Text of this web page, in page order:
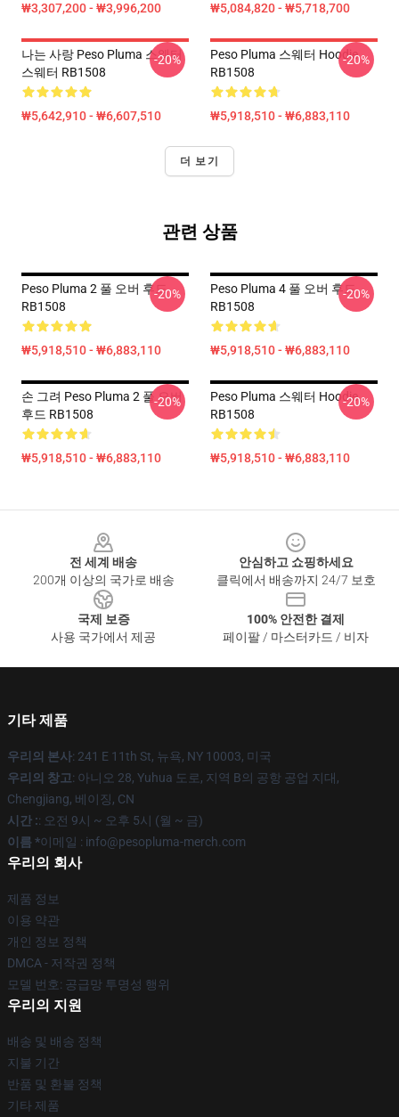
₩3,307,200 - ₩3,996,200 ₩5,084,820 - ₩5,718,700
나는 사랑 Peso Pluma 스웨터
스웨터 RB1508
₩5,642,910 - ₩6,607,510
-20%
Peso Pluma 스웨터 Hoodie
RB1508
₩5,918,510 - ₩6,883,110
-20%
더 보기
관련 상품
Peso Pluma 2 풀 오버 후드
RB1508
₩5,918,510 - ₩6,883,110
-20%
Peso Pluma 4 풀 오버 후드
RB1508
₩5,918,510 - ₩6,883,110
-20%
손 그려 Peso Pluma 2 풀 오버
후드 RB1508
₩5,918,510 - ₩6,883,110
-20%
Peso Pluma 스웨터 Hoodie
RB1508
₩5,918,510 - ₩6,883,110
-20%
전 세계 배송
200개 이상의 국가로 배송
안심하고 쇼핑하세요
클릭에서 배송까지 24/7 보호
국제 보증
사용 국가에서 제공
100% 안전한 결제
페이팔 / 마스터카드 / 비자
기타 제품
우리의 본사: 241 E 11th St, 뉴욕, NY 10003, 미국
우리의 창고: 아니오 28, Yuhua 도로, 지역 B의 공항 공업 지대,
Chengjiang, 베이징, CN
시간 :: 오전 9시 ~ 오후 5시 (월 ~ 금)
이름 *이메일 : info@pesopluma-merch.com
우리의 회사
제품 정보
이용 약관
개인 정보 정책
DMCA - 저작권 정책
모델 번호: 공급망 투명성 행위
우리의 지원
배송 및 배송 정책
지불 기간
반품 및 환불 정책
기타 제품